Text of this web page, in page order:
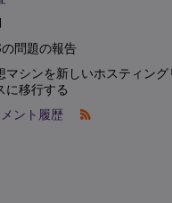
の問題の報告
マシンを新しいホスティング
に移行する
メント履歴